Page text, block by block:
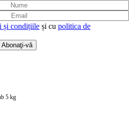
și condițiile și cu politica de
5 kg